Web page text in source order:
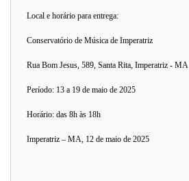
Local e horário para entrega:
Conservatório de Música de Imperatriz
Rua Bom Jesus, 589, Santa Rita, Imperatriz - MA
Período: 13 a 19 de maio de 2025
Horário: das 8h às 18h
Imperatriz – MA, 12 de maio de 2025